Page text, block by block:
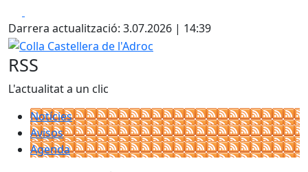
Darrera actualització: 3.07.2026 | 14:39
Colla Castellera de l'Adroc
RSS
L'actualitat a un clic
Notícies
Avisos
Agenda